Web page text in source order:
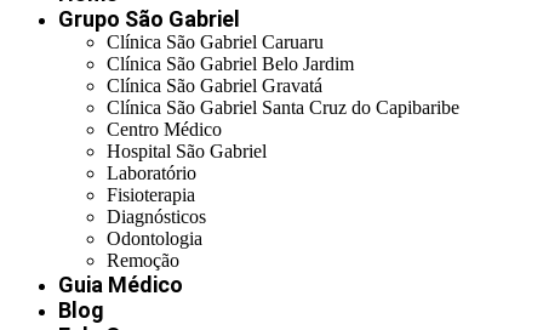
Grupo São Gabriel
Clínica São Gabriel Caruaru
Clínica São Gabriel Belo Jardim
Clínica São Gabriel Gravatá
Clínica São Gabriel Santa Cruz do Capibaribe
Centro Médico
Hospital São Gabriel
Laboratório
Fisioterapia
Diagnósticos
Odontologia
Remoção
Guia Médico
Blog